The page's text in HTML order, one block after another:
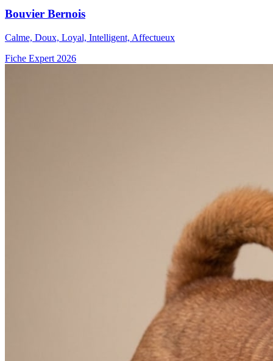
Bouvier Bernois
Calme, Doux, Loyal, Intelligent, Affectueux
Fiche Expert 2026